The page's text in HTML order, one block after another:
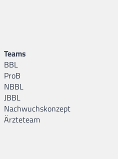
Teams
BBL
ProB
NBBL
JBBL
Nachwuchskonzept
Ärzteteam